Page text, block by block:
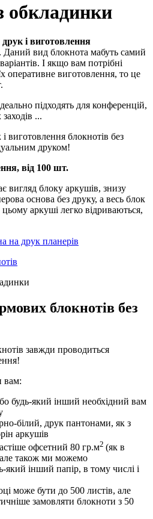
обкладинки
і виготовлення
Даний вид блокнота мабуть самий
І якщо вам потрібні
оперативне виготовлення, то це
підходять для конференцій,
...
виготовлення блокнотів без
друком!
від 100 шт.
вигляд блоку аркушів, знизу
основа без друку, а весь блок
аркуші легко відриваються,
на друк планерів
блокнотів без
завжди проводиться
вам:
будь-який інший необхідний вам
білий, друк пантонами, як з
аркушів
офсетний 80 гр.м2 (як в
також ми можемо
який інший папір, в тому числі і
може бути до 500 листів, але
замовляти блокноти з 50